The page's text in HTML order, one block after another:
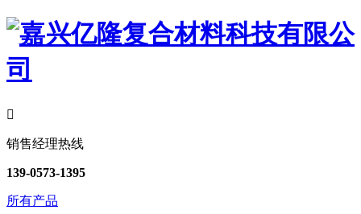

销售经理热线
139-0573-1395
所有产品